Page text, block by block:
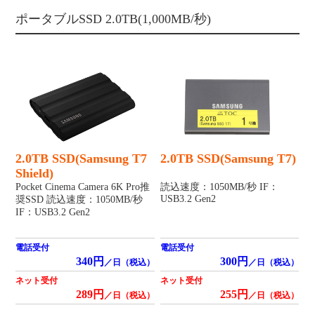
ポータブルSSD 2.0TB(1,000MB/秒)
2.0TB SSD(Samsung T7
Shield)
Pocket Cinema Camera 6K Pro推
奨SSD 読込速度：1050MB/秒
IF：USB3.2 Gen2
電話受付
340円 ／日（税込）
ネット受付
289円 ／日（税込）
2.0TB SSD(Samsung T7)
読込速度：1050MB/秒 IF：
USB3.2 Gen2
電話受付
300円 ／日（税込）
ネット受付
255円 ／日（税込）